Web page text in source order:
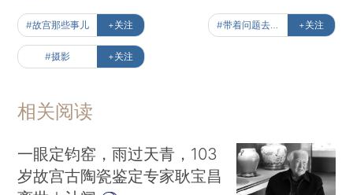
#故宫那些事儿 +关注 #带着问题去读书 +关注
#摄影 +关注
相关阅读
一眼定钧窑，雨过天青，103
岁故宫古陶瓷鉴定专家耿宝昌